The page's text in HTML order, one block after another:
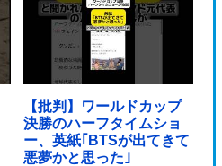
【批判】ワールドカップ
決勝のハーフタイムショ
ー、英紙｢BTSが出てきて
悪夢かと思った｣